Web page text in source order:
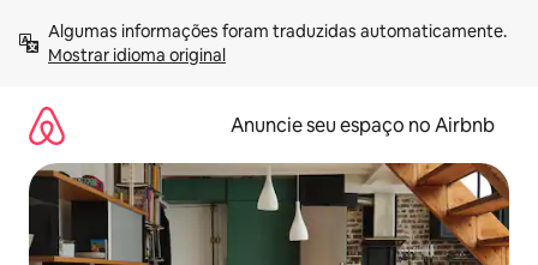
para
Mostrar idioma original
Anuncie seu espaço no Airbnb